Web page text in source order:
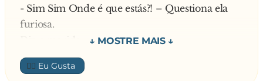
- Sim Sim Onde é que estás?! – Questiona ela
furiosa.
- Lembras-te daquela loja de jóias, onde
adoraste aquele anel lindíssimo de diamantes?
👍🏼